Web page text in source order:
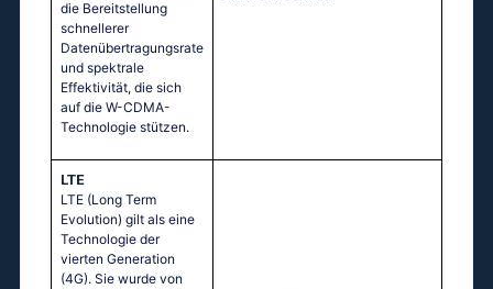
die Bereitstellung
schnellerer
Datenübertragungsrate
und spektrale
Effektivität, die sich
auf die W-CDMA-
Technologie stützen.
LTE
LTE (Long Term
Evolution) gilt als eine
Technologie der
vierten Generation
(4G). Sie wurde von